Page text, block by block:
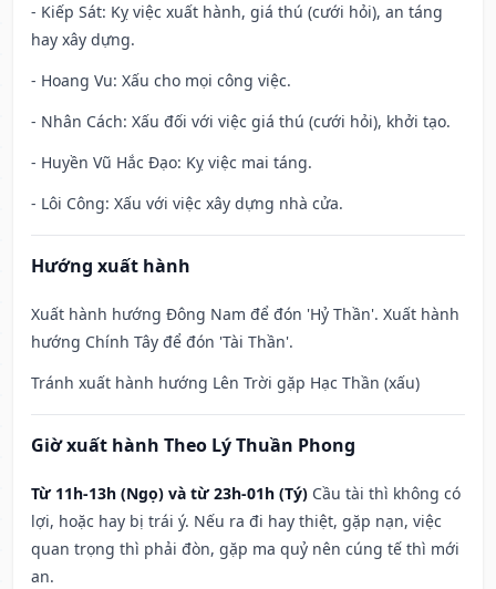
- Kiếp Sát: Kỵ việc xuất hành, giá thú (cưới hỏi), an táng
hay xây dựng.
- Hoang Vu: Xấu cho mọi công việc.
- Nhân Cách: Xấu đối với việc giá thú (cưới hỏi), khởi tạo.
- Huyền Vũ Hắc Đạo: Kỵ việc mai táng.
- Lôi Công: Xấu với việc xây dựng nhà cửa.
Hướng xuất hành
Xuất hành hướng Đông Nam để đón 'Hỷ Thần'. Xuất hành
hướng Chính Tây để đón 'Tài Thần'.
Tránh xuất hành hướng Lên Trời gặp Hạc Thần (xấu)
Giờ xuất hành Theo Lý Thuần Phong
Từ 11h-13h (Ngọ) và từ 23h-01h (Tý) Cầu tài thì không có
lợi, hoặc hay bị trái ý. Nếu ra đi hay thiệt, gặp nạn, việc
quan trọng thì phải đòn, gặp ma quỷ nên cúng tế thì mới
an.